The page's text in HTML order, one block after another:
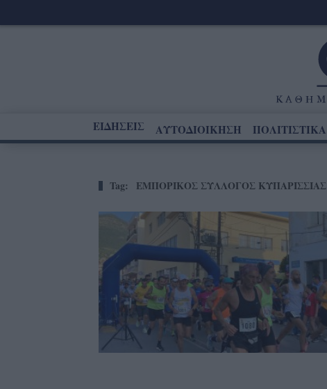
ΕΙΔΗΣΕΙΣ ΑΥΤΟΔΙΟΙΚΗΣΗ ΠΟΛΙΤΙΣΤΙΚΑ
Tag: ΕΜΠΟΡΙΚΟΣ ΣΥΛΛΟΓΟΣ ΚΥΠΑΡΙΣΣΙΑΣ